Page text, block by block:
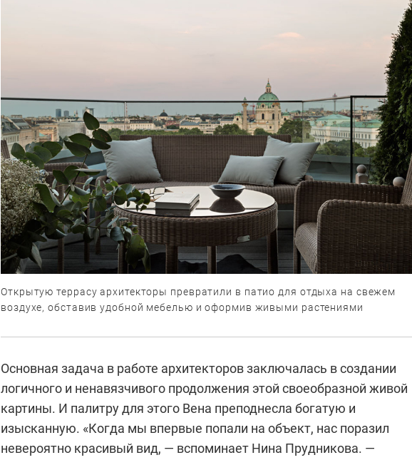
Открытую террасу архитекторы превратили в патио для отдыха на свежем
воздухе, обставив удобной мебелью и оформив живыми растениями
Основная задача в работе архитекторов заключалась в создании
логичного и ненавязчивого продолжения этой своеобразной живой
картины. И палитру для этого Вена преподнесла богатую и
изысканную. «Когда мы впервые попали на объект, нас поразил
невероятно красивый вид, — вспоминает Нина Прудникова. —